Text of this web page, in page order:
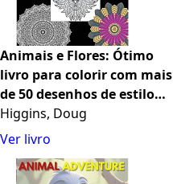
Animais e Flores: Ótimo
livro para colorir com mais
de 50 desenhos de estilo
mandala com desenhos de
animais e flores para
o estresse.
Higgins, Doug
Ver livro